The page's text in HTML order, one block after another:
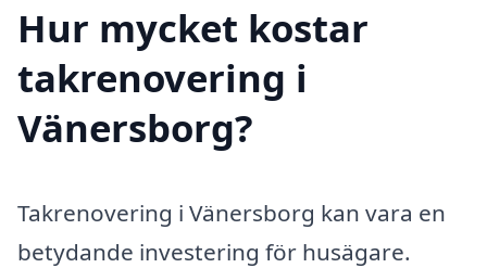
Hur mycket kostar
takrenovering i
Vänersborg?
Takrenovering i Vänersborg kan vara en
betydande investering för husägare.